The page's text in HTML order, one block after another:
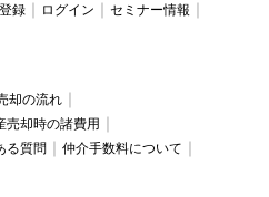
録 ログイン
セミナー情報
却の流れ
売却時の諸費用
る質問
仲介手数料について